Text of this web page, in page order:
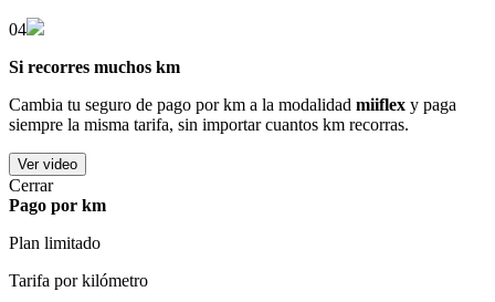
04
Si recorres muchos km
Cambia tu seguro de pago por km a la modalidad miiflex y paga
siempre la misma tarifa, sin importar cuantos km recorras.
Ver video
Cerrar
Pago por km
Plan limitado
Tarifa por kilómetro